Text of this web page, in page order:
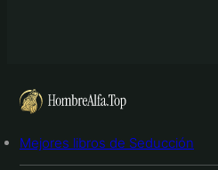
Mejores libros de Seducción